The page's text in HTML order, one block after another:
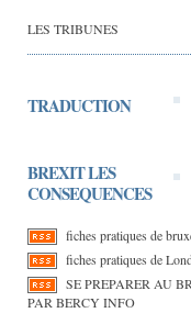
LES TRIBUNES
TRADUCTION
BREXIT LES
CONSEQUENCES
fiches pratiques de
fiches pratiques de
SE PREPARER AU
PAR BERCY INFO